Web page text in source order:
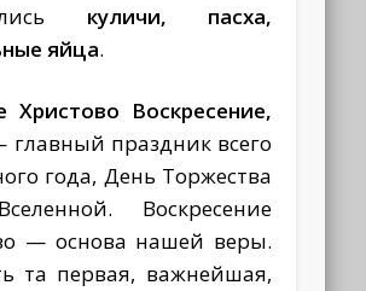
куличи, пасха,
яйца.
Христово Воскресение,
главный праздник всего
года, День Торжества
Воскресение
— основа нашей веры.
та первая, важнейшая,